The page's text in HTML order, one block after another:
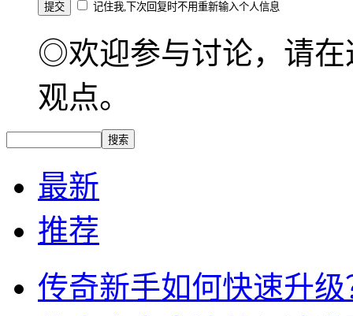
记住我,下次回复时不用重新输入个人信息
◎欢迎参与讨论，请在
观点。
最新
推荐
传奇新手如何快速升